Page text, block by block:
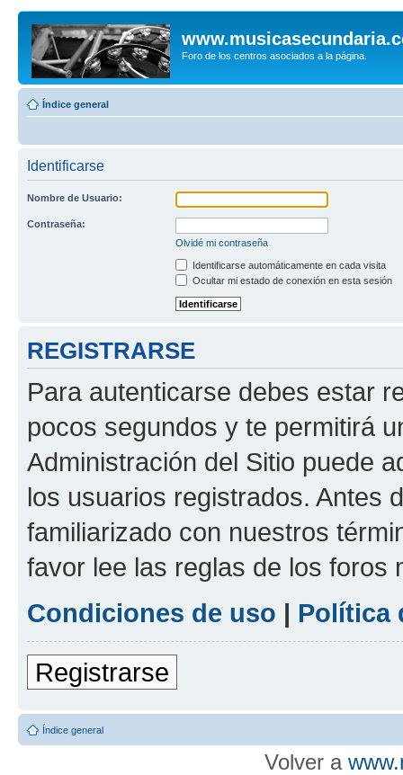
Foro de los centros asociados a la página.
Índice general
Identificarse
Nombre de Usuario:
Contraseña:
Olvidé mi contraseña
Identificarse automáticamente en cada visita
Ocultar mi estado de conexión en esta sesión
REGISTRARSE
Para autenticarse debes estar
pocos segundos y te permitirá
Administración del Sitio puede
los usuarios registrados. Antes
familiarizado con nuestros
favor lee las reglas de los foros
Condiciones de uso | Política
Registrarse
Índice general
Volver a